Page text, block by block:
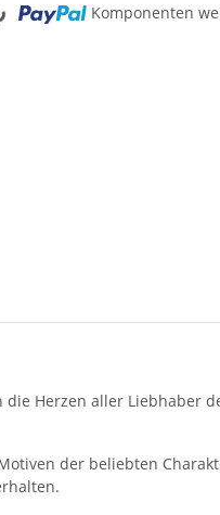
Komponenten
Herzen aller Liebhaber
der beliebten